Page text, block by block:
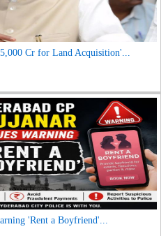
Cr for Land Acquisition'...
'Rent a Boyfriend'...